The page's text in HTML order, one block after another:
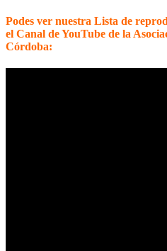
Podes ver nuestra Lista de
el Canal de YouTube de la
Córdoba: